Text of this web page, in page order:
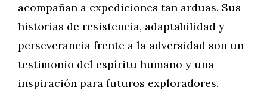
acompañan a expediciones tan arduas. Sus
historias de resistencia, adaptabilidad y
perseverancia frente a la adversidad son un
testimonio del espíritu humano y una
inspiración para futuros exploradores.